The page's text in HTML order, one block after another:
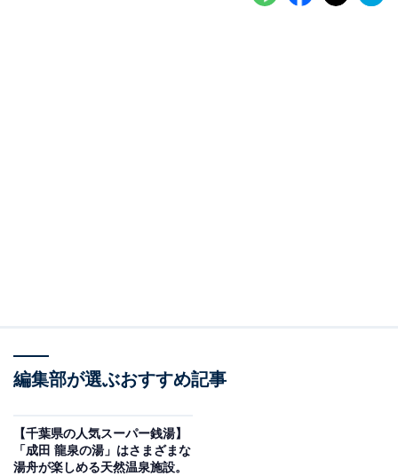
編集部が選ぶおすすめ記事
【千葉県の人気スーパー銭湯】
「成田 龍泉の湯」はさまざまな
湯舟が楽しめる天然温泉施設。